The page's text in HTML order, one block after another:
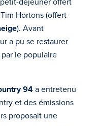
Hortons (offert
). Avant
a pu se restaurer
le populaire
94a entretenu
et des émissions
proposait une